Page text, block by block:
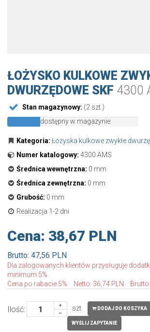
ŁOŻYSKO KULKOWE
DWURZĘDOWE SKF 4300
Stan magazynowy: (2 szt.)
dostępny
magazynie
dostępny w magazynie
Kategoria: Łożyska kulkowe zwykłe
Numer katalogowy: 4300 AMS
Średnica wewnętrzna: 0 mm
Średnica zewnętrzna: 0 mm
Grubość: 0 mm
Realizacja 1-2 dni
Cena: 38,67 PLN
Brutto: 47,56 PLN
Dla zalogowanych klientów przysługuje
minimum 5%
Cena po rabacie 5%
Netto: 36,74 PLN
Ilość: szt. DODAJ DO KOSZYKA
WYŚLIJ ZAPYTANIE